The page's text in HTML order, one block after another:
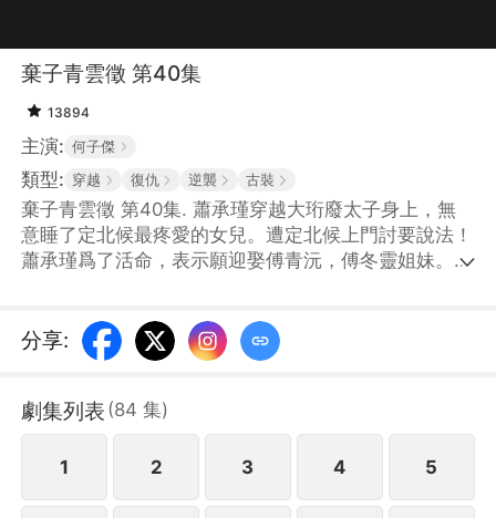
棄子青雲徵 第40集
13894
主演: 何子傑
類型: 穿越 復仇 逆襲 古裝
棄子青雲徵 第40集. 蕭承瑾穿越大珩廢太子身上，無
意睡了定北候最疼愛的女兒。遭定北候上門討要說法！
蕭承瑾爲了活命，表示願迎娶傅青沅，傅冬靈姐妹。面
分享:
劇集列表 (84 集)
1 2 3 4 5